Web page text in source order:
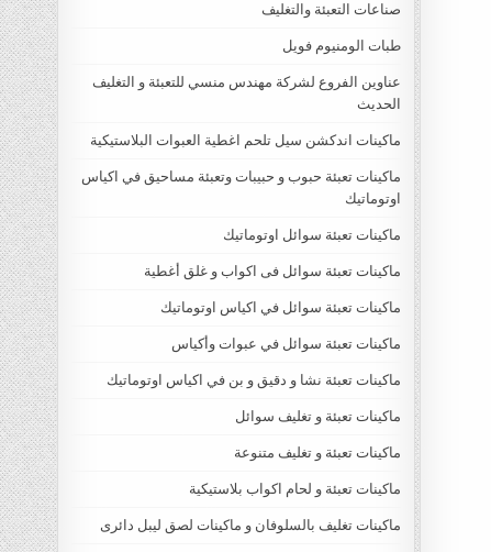
صناعات التعبئة والتغليف
طبات الومنيوم فويل
عناوين الفروع لشركة مهندس منسي للتعبئة و التغليف
الحديث
ماكينات اندكشن سيل تلحم اغطية العبوات البلاستيكية
ماكينات تعبئة حبوب و حبيبات وتعبئة مساحيق في اكياس
اوتوماتيك
ماكينات تعبئة سوائل اوتوماتيك
ماكينات تعبئة سوائل فى اكواب و غلق أغطية
ماكينات تعبئة سوائل في اكياس اوتوماتيك
ماكينات تعبئة سوائل في عبوات وأكياس
ماكينات تعبئة نشا و دقيق و بن في اكياس اوتوماتيك
ماكينات تعبئة و تغليف سوائل
ماكينات تعبئة و تغليف متنوعة
ماكينات تعبئة و لحام اكواب بلاستيكية
ماكينات تغليف بالسلوفان و ماكينات لصق ليبل دائرى